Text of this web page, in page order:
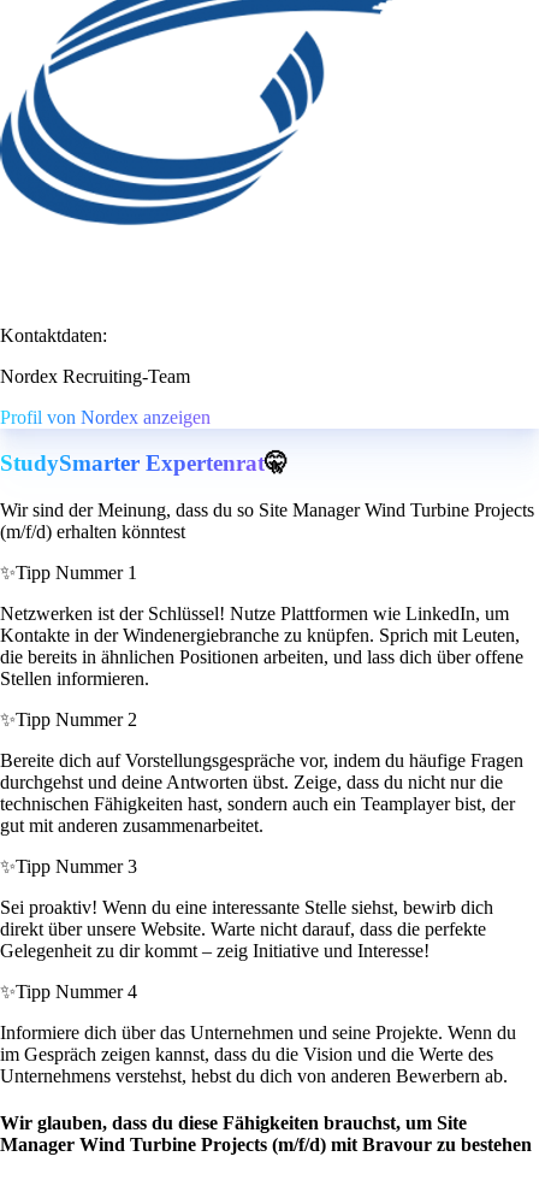
Kontaktdaten:
Nordex Recruiting-Team
Profil von Nordex anzeigen
StudySmarter Expertenrat🤫
Wir sind der Meinung, dass du so Site Manager Wind Turbine Projects
(m/f/d) erhalten könntest
✨Tipp Nummer 1
Netzwerken ist der Schlüssel! Nutze Plattformen wie LinkedIn, um
Kontakte in der Windenergiebranche zu knüpfen. Sprich mit Leuten,
die bereits in ähnlichen Positionen arbeiten, und lass dich über offene
Stellen informieren.
✨Tipp Nummer 2
Bereite dich auf Vorstellungsgespräche vor, indem du häufige Fragen
durchgehst und deine Antworten übst. Zeige, dass du nicht nur die
technischen Fähigkeiten hast, sondern auch ein Teamplayer bist, der
gut mit anderen zusammenarbeitet.
✨Tipp Nummer 3
Sei proaktiv! Wenn du eine interessante Stelle siehst, bewirb dich
direkt über unsere Website. Warte nicht darauf, dass die perfekte
Gelegenheit zu dir kommt – zeig Initiative und Interesse!
✨Tipp Nummer 4
Informiere dich über das Unternehmen und seine Projekte. Wenn du
im Gespräch zeigen kannst, dass du die Vision und die Werte des
Unternehmens verstehst, hebst du dich von anderen Bewerbern ab.
Wir glauben, dass du diese Fähigkeiten brauchst, um Site
Manager Wind Turbine Projects (m/f/d) mit Bravour zu bestehen